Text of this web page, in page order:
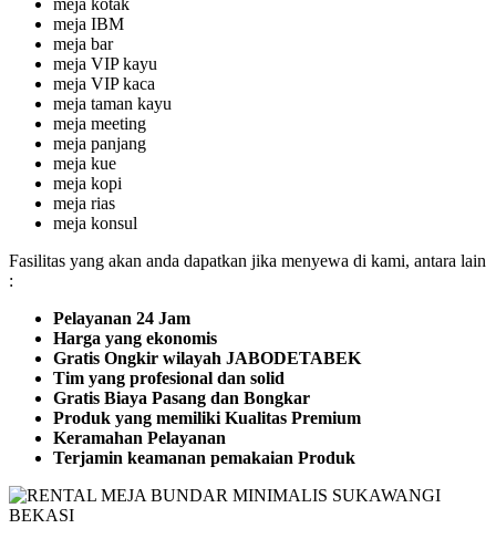
meja kotak
meja IBM
meja bar
meja VIP kayu
meja VIP kaca
meja taman kayu
meja meeting
meja panjang
meja kue
meja kopi
meja rias
meja konsul
Fasilitas yang akan anda dapatkan jika menyewa di kami, antara lain
:
Pelayanan 24 Jam
Harga yang ekonomis
Gratis Ongkir wilayah JABODETABEK
Tim yang profesional dan solid
Gratis Biaya Pasang dan Bongkar
Produk yang memiliki Kualitas Premium
Keramahan Pelayanan
Terjamin keamanan pemakaian Produk